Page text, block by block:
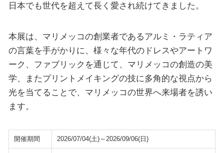
日本でも世代を超えて長く愛され続けてきました。
本展は、マリメッコの創業者であるアルミ・ラティア
の言葉を手がかりに、様々な年代のドレスやアートワ
ーク、ファブリックを通じて、マリメッコの創造の美
学、またプリントメイキングの技に多角的な視点から
光を当てることで、マリメッコの世界へ来場者を誘い
ます。
開催期間 2026/07/04(土)～2026/09/06(日)